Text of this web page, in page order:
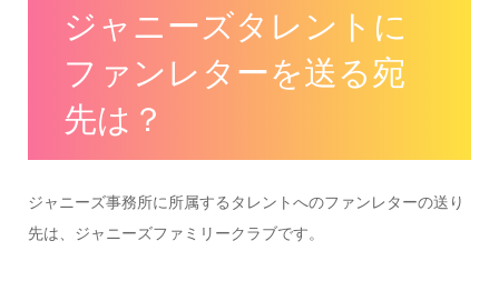
ジャニーズタレントに
ファンレターを送る宛
先は？
ジャニーズ事務所に所属するタレントへのファンレターの送り
先は、ジャニーズファミリークラブです。